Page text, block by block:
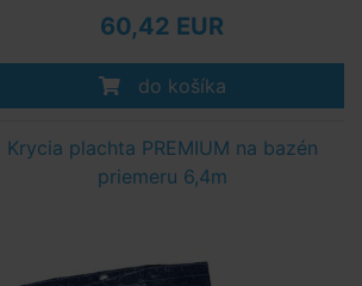
60,42 EUR
do košíka
Krycia plachta PREMIUM na bazén
priemeru 6,4m